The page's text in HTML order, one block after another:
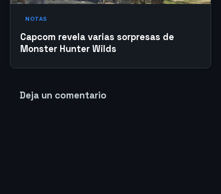
NOTAS
Capcom revela varias sorpresas de
Monster Hunter Wilds
Deja un comentario